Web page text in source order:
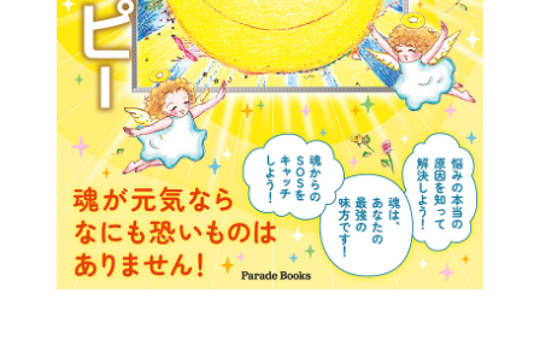
エッセイ・詩・ノンフィクション
趣味・カルチャー
生活・健康
論文・学術書・参考書
絵本・児童書